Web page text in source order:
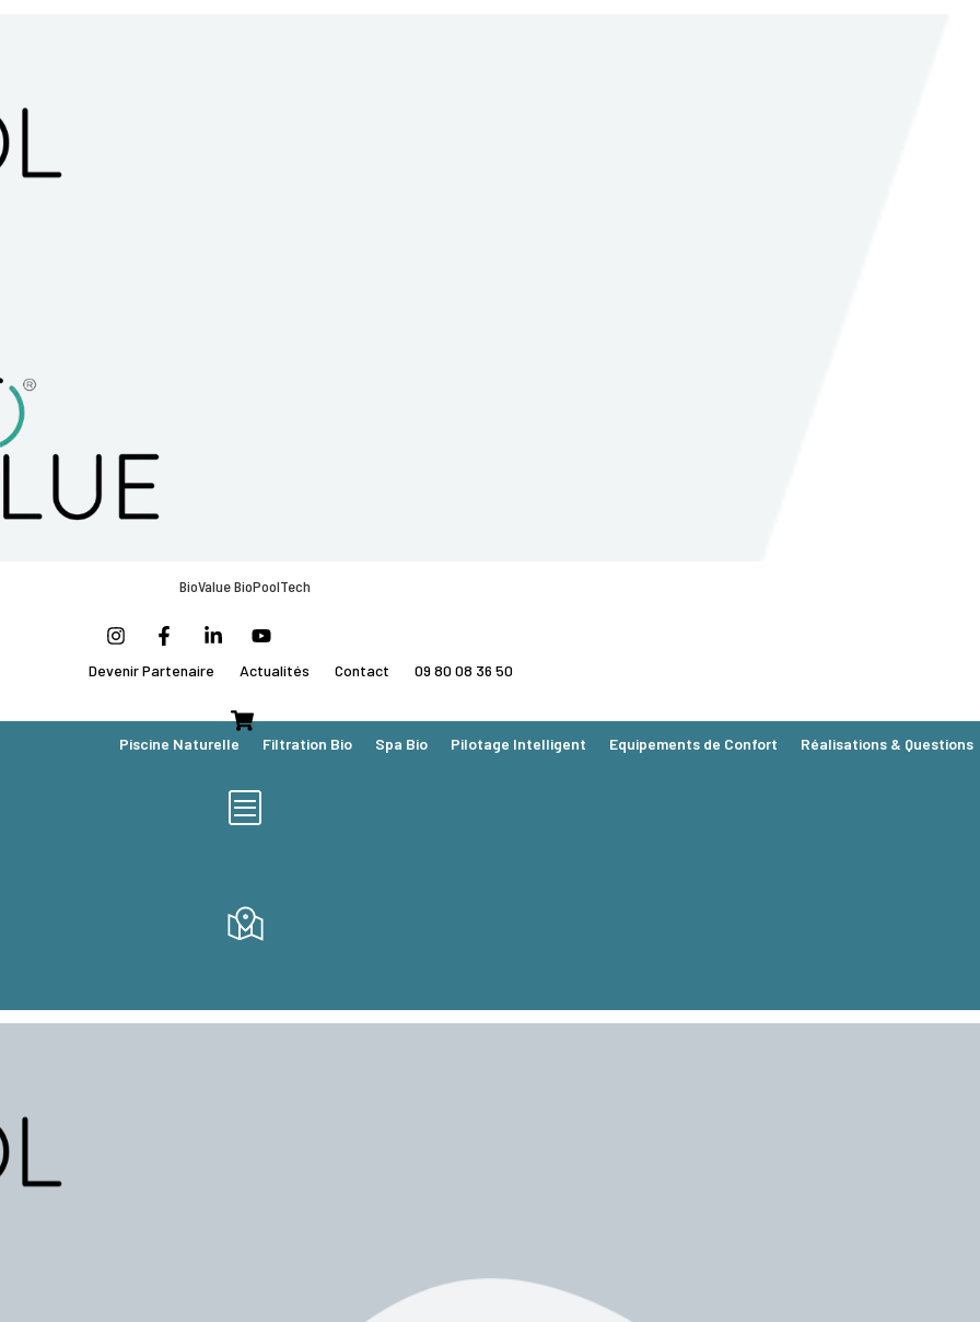
BioValue BioPoolTech
Devenir Partenaire Actualités Contact 09 80 08 36 50
Piscine Naturelle Filtration Bio Spa Bio Pilotage Intelligent Equipements de Confort Réalisations & Questions